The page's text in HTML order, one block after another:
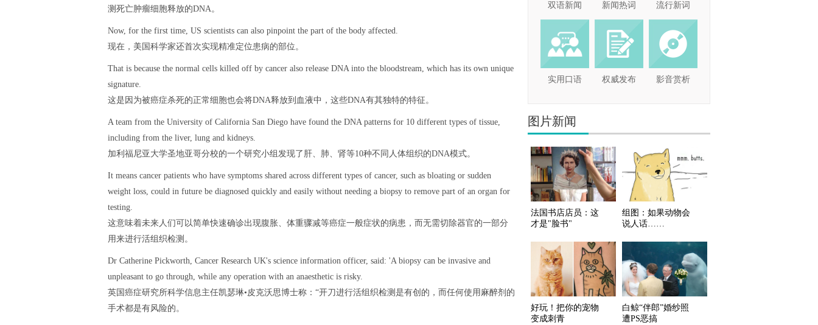
测死亡肿瘤细胞释放的DNA。
Now, for the first time, US scientists can also pinpoint the part of the body affected.
现在，美国科学家还首次实现精准定位患病的部位。
That is because the normal cells killed off by cancer also release DNA into the bloodstream, which has its own unique
signature.
这是因为被癌症杀死的正常细胞也会将DNA释放到血液中，这些DNA有其独特的特征。
A team from the University of California San Diego have found the DNA patterns for 10 different types of tissue,
including from the liver, lung and kidneys.
加利福尼亚大学圣地亚哥分校的一个研究小组发现了肝、肺、肾等10种不同人体组织的DNA模式。
It means cancer patients who have symptoms shared across different types of cancer, such as bloating or sudden
weight loss, could in future be diagnosed quickly and easily without needing a biopsy to remove part of an organ for
testing.
这意味着未来人们可以简单快速确诊出现腹胀、体重骤减等癌症一般症状的病患，而无需切除器官的一部分
用来进行活组织检测。
Dr Catherine Pickworth, Cancer Research UK's science information officer, said: 'A biopsy can be invasive and
unpleasant to go through, while any operation with an anaesthetic is risky.
英国癌症研究所科学信息主任凯瑟琳•皮克沃思博士称：“开刀进行活组织检测是有创的，而任何使用麻醉剂的
手术都是有风险的。
双语新闻 新闻热词 流行新词
实用口语 权威发布 影音赏析
图片新闻
法国书店店员：这
才是"脸书"
组图：如果动物会
说人话……
好玩！把你的宠物
变成刺青
白鲸“伴郎”婚纱照
遭PS恶搞